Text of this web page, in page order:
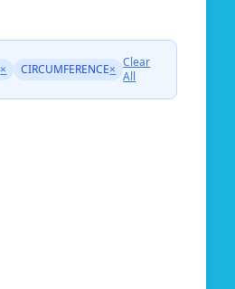
× CIRCUMFERENCE× Clear
All